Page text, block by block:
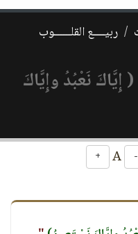
ربيــــع القلــــــوب
إِيَّاكَ نَعْبُدُ وإِيَّاكَ
-
+